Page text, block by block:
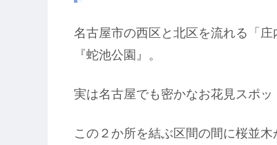
名古屋市の西区と北区を流れる「
『蛇池公園』。
実は名古屋でも密かなお花見スポッ
この２か所を結ぶ区間の間に桜並木